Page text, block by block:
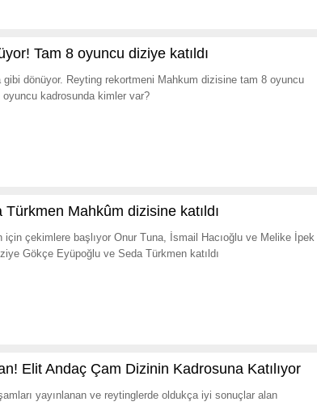
Tam 8 oyuncu diziye katıldı
dönüyor. Reyting rekortmeni Mahkum dizisine tam 8 oyuncu
oyuncu kadrosunda kimler var?
Mahkûm dizisine katıldı
çekimlere başlıyor Onur Tuna, İsmail Hacıoğlu ve Melike İpek
Gökçe Eyüpoğlu ve Seda Türkmen katıldı
Elit Andaç Çam Dizinin Kadrosuna Katılıyor
yayınlanan ve reytinglerde oldukça iyi sonuçlar alan